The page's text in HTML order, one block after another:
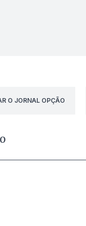
O JORNAL OPÇÃO